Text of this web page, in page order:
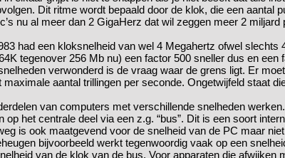
Dit ritme wordt bepaald door de klok, die een aantal
nu al meer dan 2 GigaHerz dat wil zeggen meer 2 miljard
had een kloksnelheid van wel 4 Megahertz ofwel slechts
tegenover 256 Mb nu) een factor 500 sneller dus en een
verwonderd is de vraag waar de grens ligt. Er
aantal trillingen per seconde. Ongetwijfeld staat
van computers met verschillende snelheden
op het centrale deel via een z.g. “bus”. Dit is een soort
is ook maatgevend voor de snelheid van de PC maar
bijvoorbeeld werkt tegenwoordig vaak op een
van de klok van de bus. Voor apparaten die afwijken